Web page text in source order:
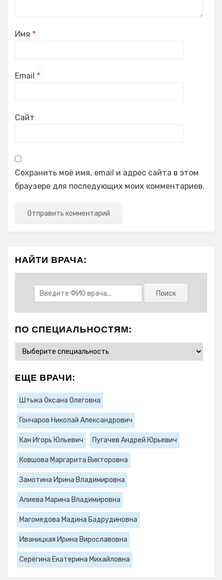
Имя *
Email *
Сайт
Сохранить моё имя, email и адрес сайта в этом
браузере для последующих моих комментариев.
НАЙТИ ВРАЧА:
ПО СПЕЦИАЛЬНОСТЯМ:
ЕЩЕ ВРАЧИ:
Штыка Оксана Олеговна
Гончаров Николай Александрович
Кан Игорь Юльевич Пугачев Андрей Юрьевич
Ковшова Маргарита Викторовна
Замотина Ирина Владимировна
Алиева Марина Владимировна
Магомедова Мадина Бадрудиновна
Иваницкая Ирина Вирославовна
Серёгина Екатерина Михайловна